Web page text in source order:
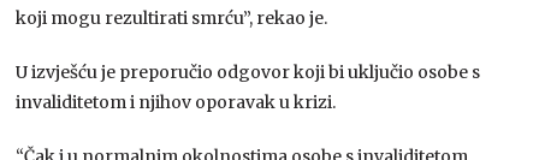
koji mogu rezultirati smrću”, rekao je.
U izvješću je preporučio odgovor koji bi uključio osobe s
invaliditetom i njihov oporavak u krizi.